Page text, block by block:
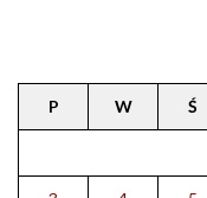
P W Ś